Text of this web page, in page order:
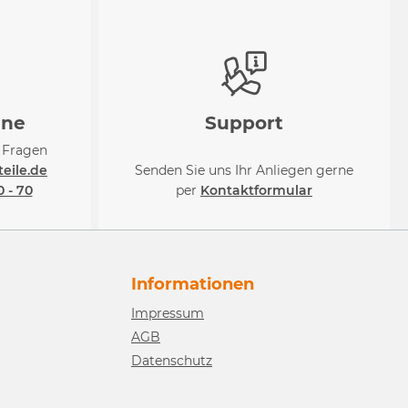
- 70
Support
Senden Sie uns Ihr Anliegen gerne
per Kontaktformular
Informationen
Impressum
AGB
Datenschutz